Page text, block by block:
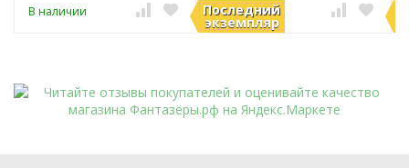
В наличии Последний
экземпляр
В наличии